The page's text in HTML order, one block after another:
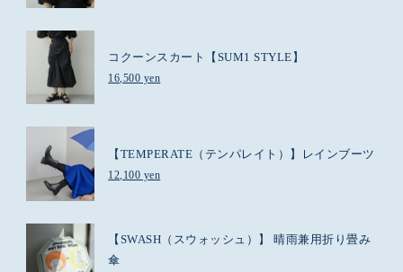
コクーンスカート【SUM1 STYLE】
16,500 yen
【TEMPERATE（テンパレイト）】レインブーツ
12,100 yen
【SWASH（スウォッシュ）】 晴雨兼用折り畳み
傘